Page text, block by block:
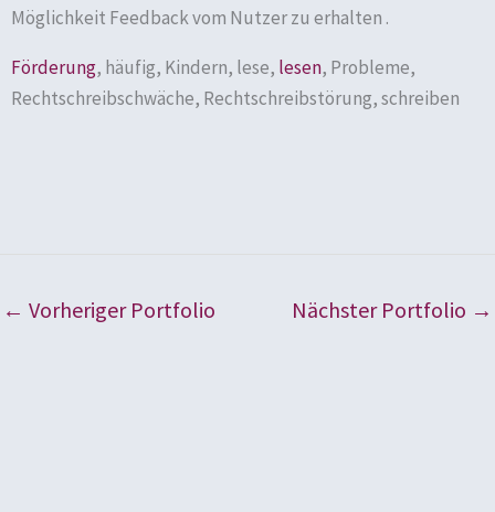
Möglichkeit Feedback vom Nutzer zu erhalten .
Förderung, häufig, Kindern, lese, lesen, Probleme,
Rechtschreibschwäche, Rechtschreibstörung, schreiben
← Vorheriger Portfolio Nächster Portfolio →